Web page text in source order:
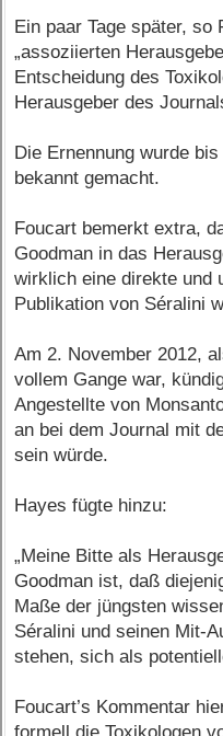
Ein paar Tage später, so
„assoziierten
Entscheidung des
Herausgeber des
Die Ernennung wurde
bekannt gemacht.
Foucart bemerkt extra,
Goodman in das
wirklich eine direkte und
Publikation von Séralini
Am 2. November 2012,
vollem Gange war,
Angestellte von
an bei dem Journal mit
sein würde.
Hayes fügte hinzu:
„Meine Bitte als
Goodman ist, daß
Maße der jüngsten
Séralini und seinen Mit-
stehen, sich als
Foucart’s Kommentar